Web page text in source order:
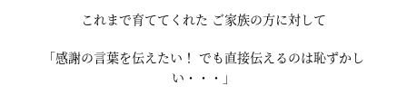
これまで育ててくれた ご家族の方に対して
「感謝の言葉を伝えたい！ でも直接伝えるのは恥ずかし
い・・・」